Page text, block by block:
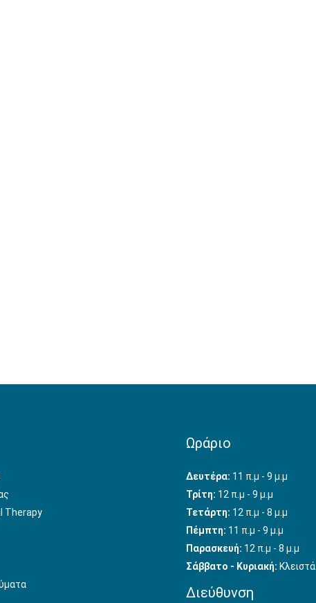
Therapy
Ωράριο
Δευτέρα: 11 π.μ - 9 μ.μ
Τρίτη: 12 π.μ - 9 μ.μ
Τετάρτη: 12 π.μ - 8 μ.μ
Πέμπτη: 11 π.μ - 9 μ.μ
Παρασκευή: 12 π.μ - 8 μ.μ
Σάββατο - Κυριακή: Κλειστά
Διεύθυνση